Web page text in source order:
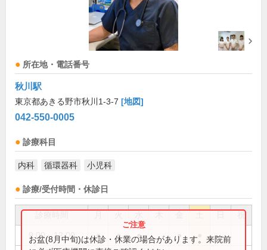
所在地・電話番号
秋川駅
東京都あきる野市秋川1-3-7 [地図]
042-550-0005
診療科目
内科 循環器科 小児科
診療/受付時間・休診日
祝
9:00～12:00 ● ● ● ●
お盆(8月中旬)は休診・休業の場合があります。来院前